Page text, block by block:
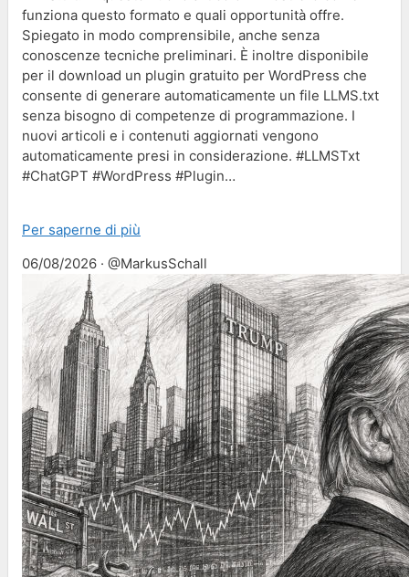
funziona questo formato e quali opportunità offre.
Spiegato in modo comprensibile, anche senza
conoscenze tecniche preliminari. È inoltre disponibile
per il download un plugin gratuito per WordPress che
consente di generare automaticamente un file LLMS.txt
senza bisogno di competenze di programmazione. I
nuovi articoli e i contenuti aggiornati vengono
automaticamente presi in considerazione. #LLMSTxt
#ChatGPT #WordPress #Plugin…
Per saperne di più
06/08/2026 · @MarkusSchall